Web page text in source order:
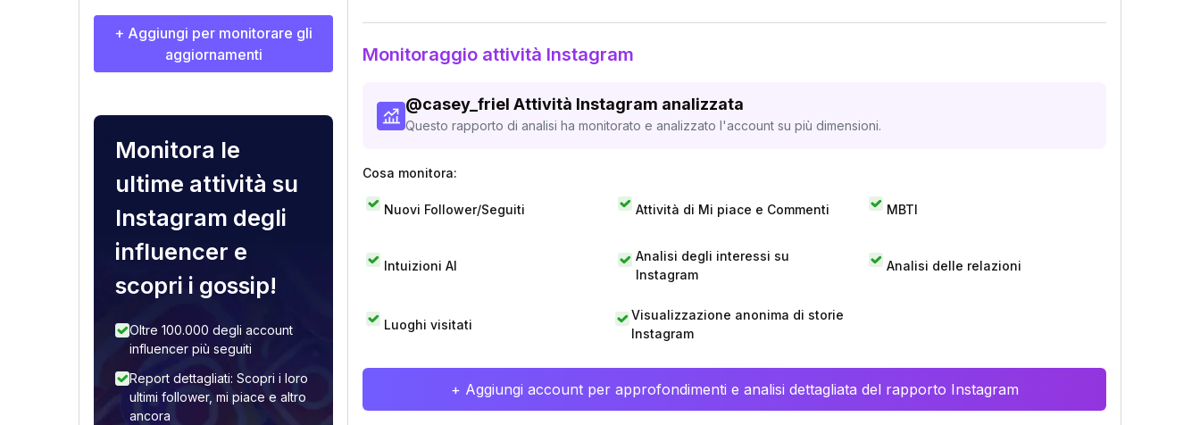
+ Aggiungi per monitorare gli
aggiornamenti
Monitora le
ultime attività su
Instagram degli
influencer e
scopri i gossip!
Oltre 100.000 degli account
influencer più seguiti
Report dettagliati: Scopri i loro
ultimi follower, mi piace e altro
ancora
Monitoraggio attività Instagram
@casey_friel Attività Instagram analizzata
Questo rapporto di analisi ha monitorato e analizzato l'account su più dimensioni.
Cosa monitora:
Nuovi Follower/Seguiti Attività di Mi piace e Commenti MBTI
Intuizioni AI
Analisi degli interessi su
Instagram
Analisi delle relazioni
Luoghi visitati
Visualizzazione anonima di storie
Instagram
+ Aggiungi account per approfondimenti e analisi dettagliata del rapporto Instagram